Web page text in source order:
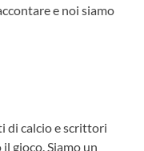
e noi siamo
di calcio e scrittori
gioco. Siamo un